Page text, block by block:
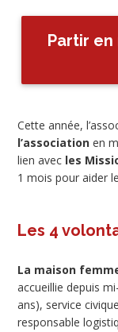
Partir en
Cette année,
l’association en
lien avec les
1 mois pour aider
Les 4
La maison
accueillie depuis
ans), service
responsable